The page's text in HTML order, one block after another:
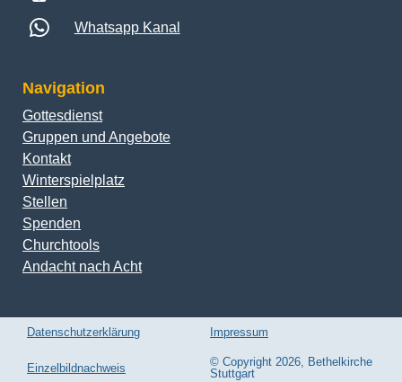
Whatsapp Kanal
Navigation
Gottesdienst
Gruppen und Angebote
Kontakt
Winterspielplatz
Stellen
Spenden
Churchtools
Andacht nach Acht
Datenschutzerklärung Impressum
Einzelbildnachweis
© Copyright 2026, Bethelkirche
Stuttgart